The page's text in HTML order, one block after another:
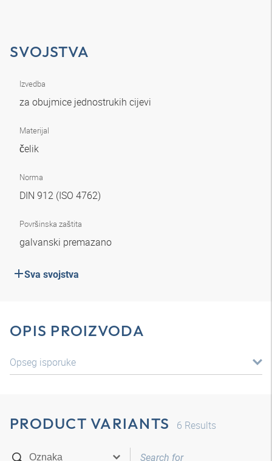
SVOJSTVA
Izvedba
za obujmice jednostrukih cijevi
Materijal
čelik
Norma
DIN 912 (ISO 4762)
Površinska zaštita
galvanski premazano
Sva svojstva
OPIS PROIZVODA
Opseg isporuke
PRODUCT VARIANTS 6 Results